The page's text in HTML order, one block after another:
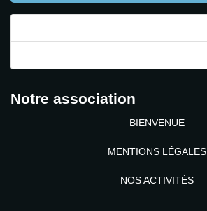
Notre association
BIENVENUE
MENTIONS LÉGALES
NOS ACTIVITÉS